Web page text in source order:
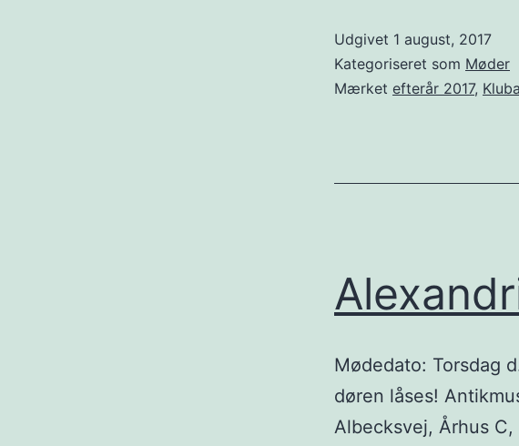
Udgivet 1 august, 2017
Kategoriseret som Møder
Mærket efterår 2017,
Mødedato: Torsdag
døren låses!
Albecksvej, Århus